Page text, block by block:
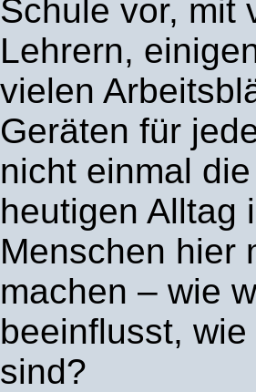
Schule vor, mit
Lehrern,
vielen
Geräten für
nicht einmal
heutigen Alltag
Menschen hier
machen – wie
beeinflusst,
sind?